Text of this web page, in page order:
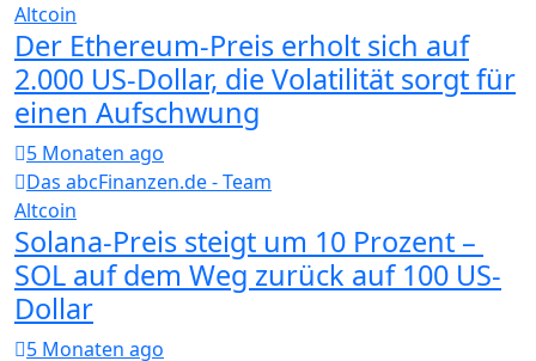
Altcoin
Der Ethereum-Preis erholt sich auf
2.000 US-Dollar, die Volatilität sorgt für
einen Aufschwung
5 Monaten ago
Das abcFinanzen.de - Team
Altcoin
Solana-Preis steigt um 10 Prozent – ​​​​​​
SOL auf dem Weg zurück auf 100 US-
Dollar
5 Monaten ago